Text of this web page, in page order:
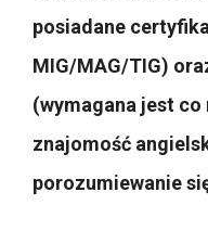
posiadane
MIG/MAG/TIG)
(wymagana jest
znajomość
porozumiewanie